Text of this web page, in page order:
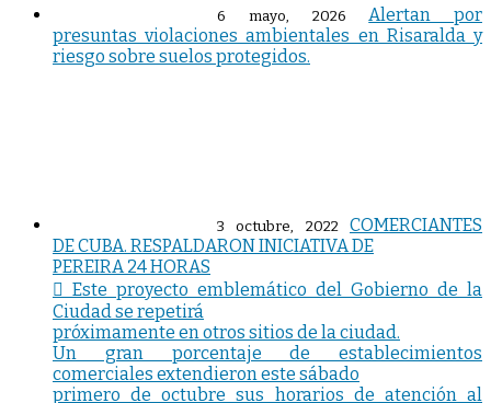
6 mayo, 2026
Alertan por
presuntas violaciones ambientales en Risaralda y
riesgo sobre suelos protegidos.
3 octubre, 2022
COMERCIANTES
DE CUBA. RESPALDARON INICIATIVA DE
PEREIRA 24 HORAS
 Este proyecto emblemático del Gobierno de la
Ciudad se repetirá
próximamente en otros sitios de la ciudad.
Un gran porcentaje de establecimientos
comerciales extendieron este sábado
primero de octubre sus horarios de atención al